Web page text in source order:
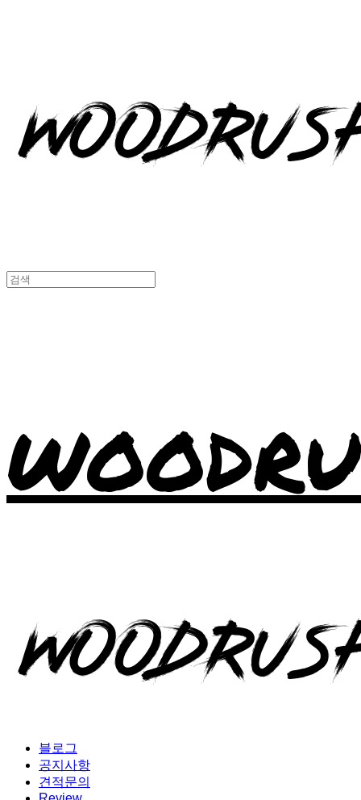
블로그
공지사항
견적문의